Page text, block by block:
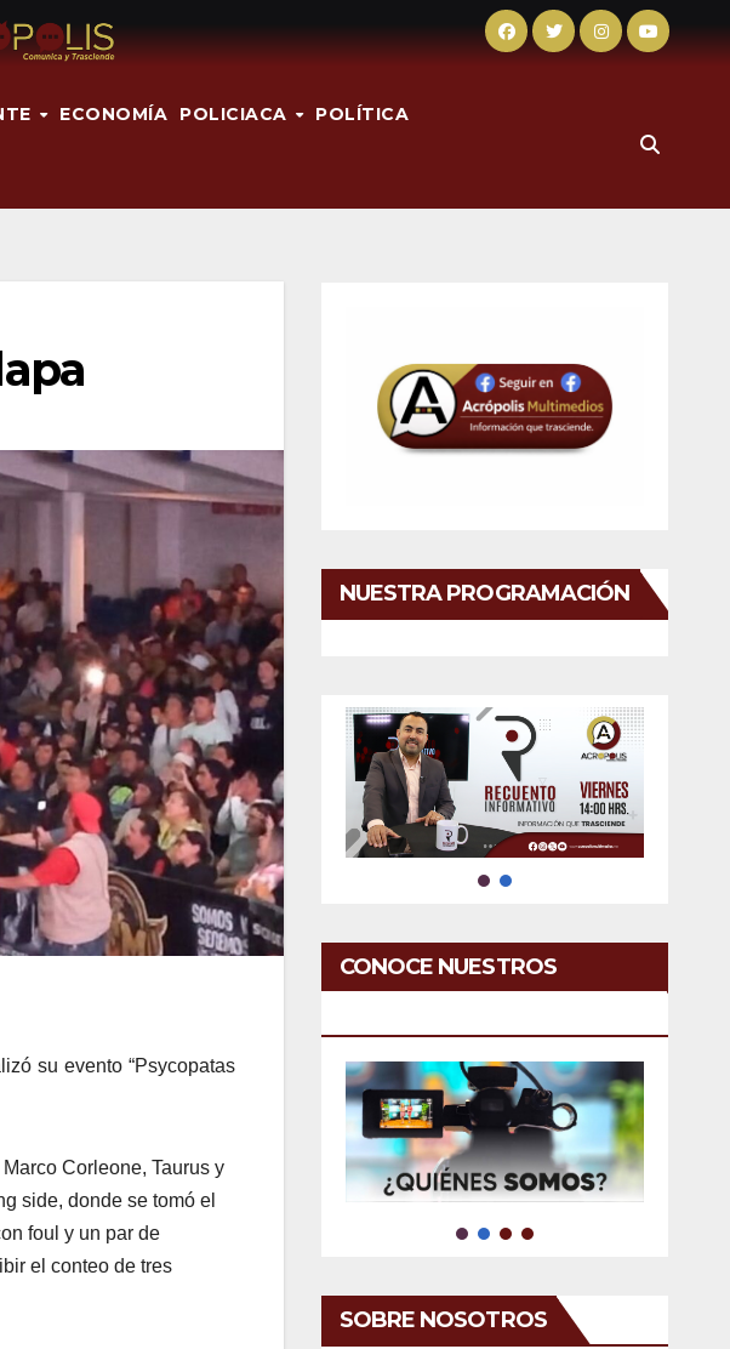
ECONOMÍA POLICIACA POLÍTICA
su evento “Psycopatas
Corleone, Taurus y
side, donde se tomó el
foul y un par de
el conteo de tres
NUESTRA PROGRAMACIÓN
CONOCE NUESTROS
SOBRE NOSOTROS